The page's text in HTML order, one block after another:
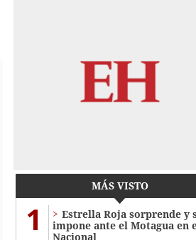
MÁS VISTO
1
Estrella Roja sorprende y
impone ante el Motagua en
Nacional